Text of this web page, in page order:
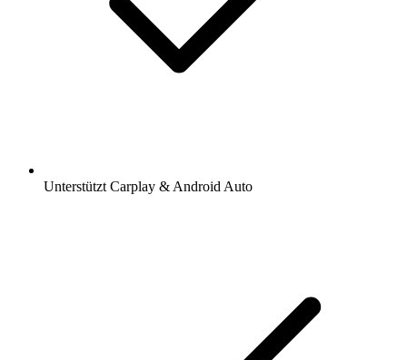
Unterstützt Carplay & Android Auto